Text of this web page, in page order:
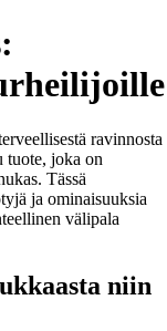
ravinnosta
tuote, joka on
Tässä
ja ominaisuuksia
välipala
niin